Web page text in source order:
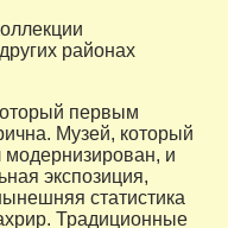
районах
первым
Музей, который
и
экспозиция,
статистика
Традиционные